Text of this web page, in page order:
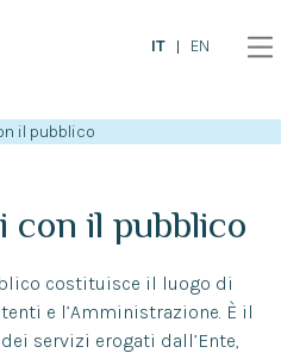
IT EN
il pubblico
con il pubblico
costituisce il luogo di
e l’Amministrazione. È il
servizi erogati dall’Ente,